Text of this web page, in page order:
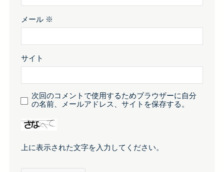
メール ※
サイト
次回のコメントで使用するためブラウザーに自分
の名前、メールアドレス、サイトを保存する。
上に表示された文字を入力してください。